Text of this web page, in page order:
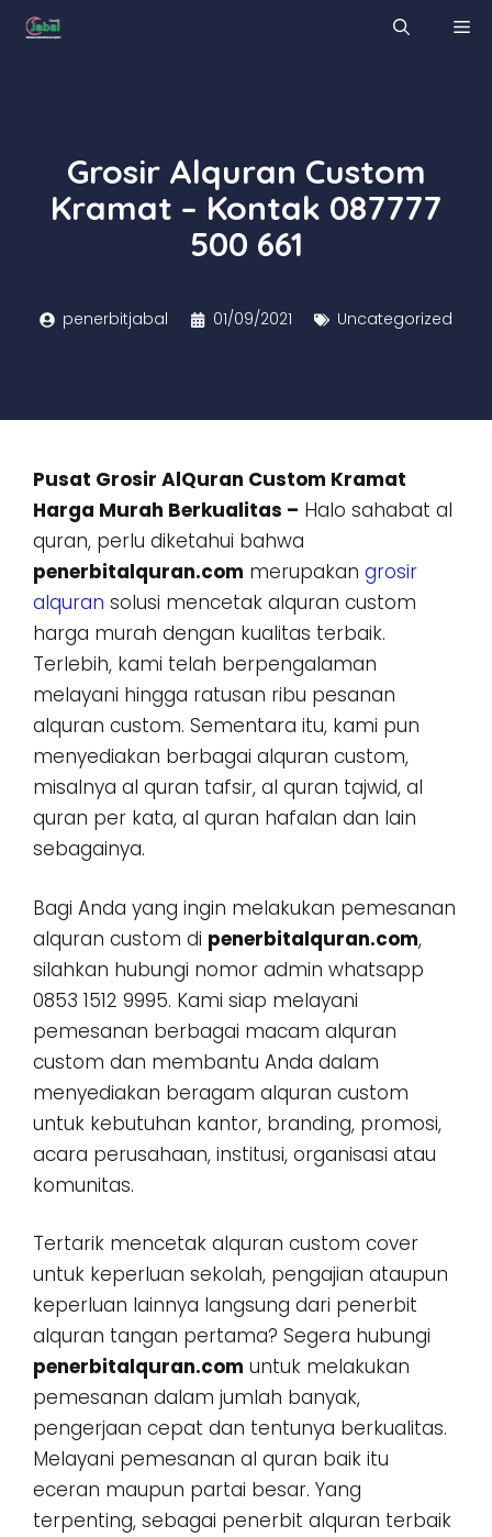
Skip
Grosir Alquran Custom
Kramat – Kontak 087777
500 661
penerbitjabal 01/09/2021 Uncategorized
Pusat Grosir AlQuran Custom Kramat
Harga Murah Berkualitas – Halo sahabat al
quran, perlu diketahui bahwa
penerbitalquran.com merupakan grosir
alquran solusi mencetak alquran custom
harga murah dengan kualitas terbaik.
Terlebih, kami telah berpengalaman
melayani hingga ratusan ribu pesanan
alquran custom. Sementara itu, kami pun
menyediakan berbagai alquran custom,
misalnya al quran tafsir, al quran tajwid, al
quran per kata, al quran hafalan dan lain
sebagainya.
Bagi Anda yang ingin melakukan pemesanan
alquran custom di penerbitalquran.com,
silahkan hubungi nomor admin whatsapp
0853 1512 9995. Kami siap melayani
pemesanan berbagai macam alquran
custom dan membantu Anda dalam
menyediakan beragam alquran custom
untuk kebutuhan kantor, branding, promosi,
acara perusahaan, institusi, organisasi atau
komunitas.
Tertarik mencetak alquran custom cover
untuk keperluan sekolah, pengajian ataupun
keperluan lainnya langsung dari penerbit
alquran tangan pertama? Segera hubungi
penerbitalquran.com untuk melakukan
pemesanan dalam jumlah banyak,
pengerjaan cepat dan tentunya berkualitas.
Melayani pemesanan al quran baik itu
eceran maupun partai besar. Yang
terpenting, sebagai penerbit alquran terbaik